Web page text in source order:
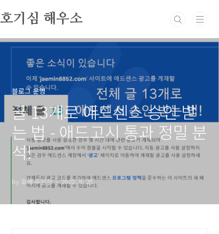
호기심 해우소
블로그 운영
글 13개로 애드센스 승인 받
는 법 - 애드고시 통과 정밀 분
석!
by 호해 주인장 2022. 9. 25.